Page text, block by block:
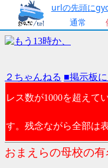
urlの先頭に
通常